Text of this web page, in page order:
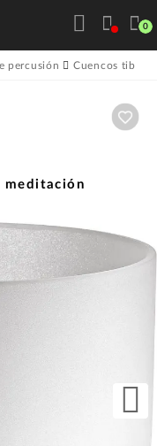
0
percusión Cuencos
meditación